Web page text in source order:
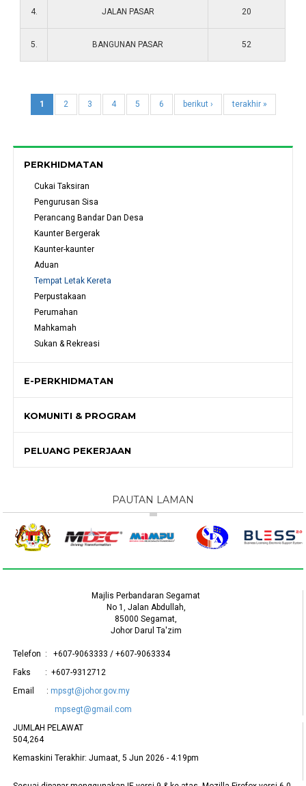
4. JALAN PASAR 20
5. BANGUNAN PASAR 52
1 2 3 4 5 6 berikut › terakhir »
PERKHIDMATAN
Cukai Taksiran
Pengurusan Sisa
Perancang Bandar Dan Desa
Kaunter Bergerak
Kaunter-kaunter
Aduan
Tempat Letak Kereta
Perpustakaan
Perumahan
Mahkamah
Sukan & Rekreasi
E-PERKHIDMATAN
KOMUNITI & PROGRAM
PELUANG PEKERJAAN
PAUTAN LAMAN
Majlis Perbandaran Segamat
No 1, Jalan Abdullah,
85000 Segamat,
Johor Darul Ta'zim
Telefon : +607-9063333 / +607-9063334
Faks : +607-9312712
Email :mpsgt@johor.gov.my
mpsegt@gmail.com
JUMLAH PELAWAT
504,264
Kemaskini Terakhir:Jumaat, 5 Jun 2026 - 4:19pm